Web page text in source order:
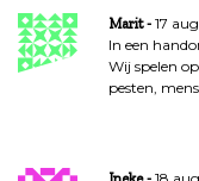
Marit
17
In een
Wij spelen
pesten,